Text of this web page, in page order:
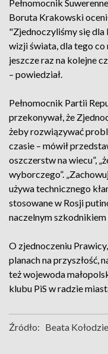
Pełnomocnik
Boruta Krakowski
"Zjednoczyliśmy się dla
wizji świata, dla tego co
jeszcze raz na kolejne
– powiedział.
Pełnomocnik Partii
przekonywał, że
żeby rozwiązywać
czasie – mówił
oszczerstw na wiecu”,
wyborczego”.
używa technicznego
stosowane w Rosji
naczelnym szkodnikiem
O zjednoczeniu
planach na przyszłość,
też wojewoda
klubu PiS w radzie
Źródło: Beata